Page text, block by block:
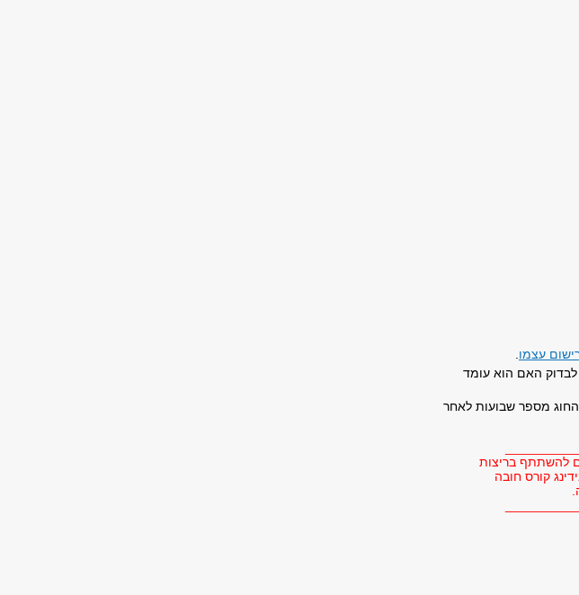
עצמו
לבדוק האם הוא עומד
מספר שבועות לאחר
להשתתף בריצות
קורס חובה